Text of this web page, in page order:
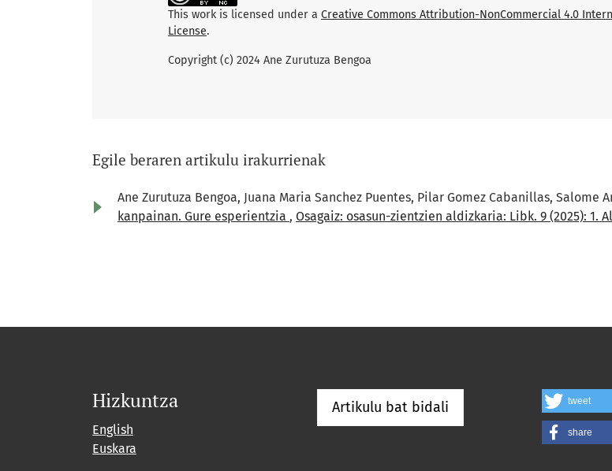
This work is licensed under a Creative Commons Attribution-NonCommercial 4.0
License.
Copyright (c) 2024 Ane Zurutuza Bengoa
Egile beraren artikulu irakurrienak
Ane Zurutuza Bengoa, Juana Maria Sanchez Puentes, Pilar Gomez Cabanillas, Salome
kanpainan. Gure esperientzia , Osagaiz: osasun-zientzien aldizkaria: Libk. 9 (2025): 1.
Hizkuntza
English
Euskara
Artikulu bat bidali tweet
share